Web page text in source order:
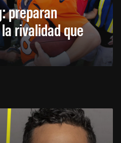
preparan
rivalidad que